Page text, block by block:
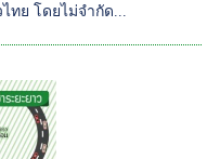
ทย โดยไม่จำกัด...